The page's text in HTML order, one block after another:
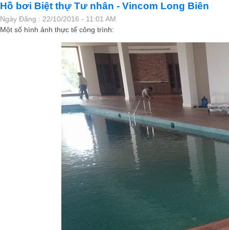
Hồ bơi Biệt thự Tư nhân - Vincom Long Biên
Ngày Đăng : 22/10/2016 - 11:01 AM
Một số hình ảnh thực tế công trình: